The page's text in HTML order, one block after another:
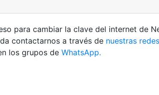
para cambiar la clave del internet de
contactarnos a través de nuestras
los grupos de WhatsApp.